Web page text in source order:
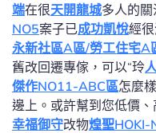
端在很天開龍城多人的
NO5案子已成功凱悅經
永新社區A區/勞工住宅A
舊改回遷專傢，可以“玲
傑作NO11-ABC區怎麼
邊上。或許幫到您低價
幸福御守改物煌聖HOKI-